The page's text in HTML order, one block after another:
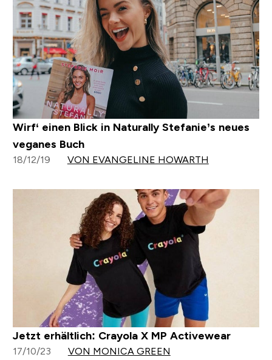
Wirf‘ einen Blick in Naturally Stefanie’s neues
veganes Buch
18/12/19 VON EVANGELINE HOWARTH
Jetzt erhältlich: Crayola X MP Activewear
17/10/23 VON MONICA GREEN